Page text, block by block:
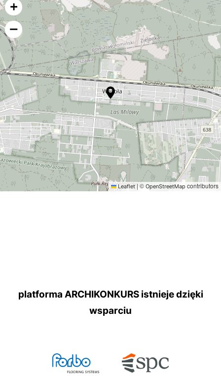
Leaflet | © OpenStreetMap contributors
platforma ARCHIKONKURS istnieje dzięki
wsparciu